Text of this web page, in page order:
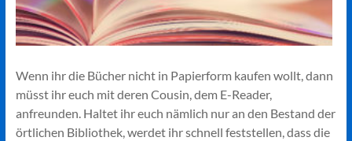
Wenn ihr die Bücher nicht in Papierform kaufen wollt, dann
müsst ihr euch mit deren Cousin, dem E-Reader,
anfreunden. Haltet ihr euch nämlich nur an den Bestand der
örtlichen Bibliothek, werdet ihr schnell feststellen, dass die